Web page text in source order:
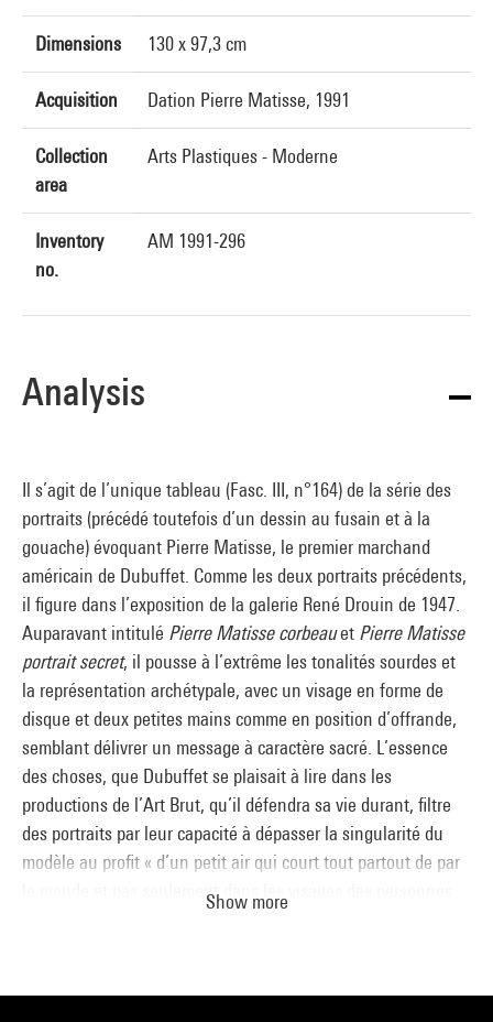
Dimensions 130 x 97,3 cm
Acquisition Dation Pierre Matisse, 1991
Collection
area
Arts Plastiques - Moderne
Inventory
no.
AM 1991-296
Analysis
Il s’agit de l’unique tableau (Fasc. III, n°164) de la série des
portraits (précédé toutefois d’un dessin au fusain et à la
gouache) évoquant Pierre Matisse, le premier marchand
américain de Dubuffet. Comme les deux portraits précédents,
il figure dans l’exposition de la galerie René Drouin de 1947.
Auparavant intitulé Pierre Matisse corbeauet Pierre Matisse
portrait secret, il pousse à l’extrême les tonalités sourdes et
la représentation archétypale, avec un visage en forme de
disque et deux petites mains comme en position d’offrande,
semblant délivrer un message à caractère sacré. L’essence
des choses, que Dubuffet se plaisait à lire dans les
productions de l’Art Brut, qu’il défendra sa vie durant, filtre
des portraits par leur capacité à dépasser la singularité du
modèle au profit « d’un petit air qui court tout partout de par
le monde et pas seulement dans les visages des personnes
Show more